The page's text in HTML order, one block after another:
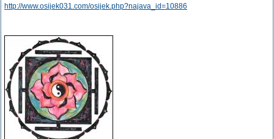
http://www.osijek031.com/osijek.php?najava_id=10886